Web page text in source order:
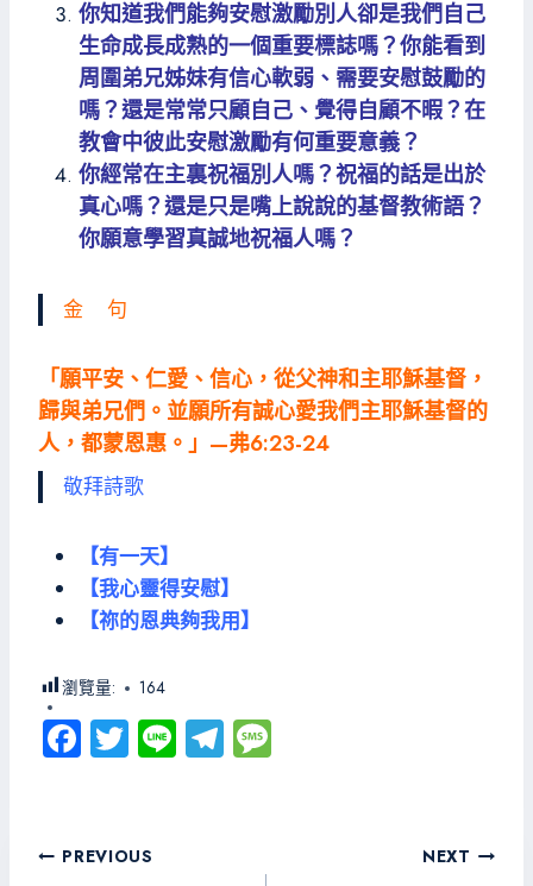
你知道我們能夠安慰激勵別人卻是我們自己
生命成長成熟的一個重要標誌嗎？你能看到
周圍弟兄姊妹有信心軟弱、需要安慰鼓勵的
嗎？還是常常只顧自己、覺得自顧不暇？在
教會中彼此安慰激勵有何重要意義？
你經常在主裏祝福別人嗎？祝福的話是出於
真心嗎？還是只是嘴上說說的基督教術語？
你願意學習真誠地祝福人嗎？
金 句
「願平安、仁愛、信心，從父神和主耶穌基督，
歸與弟兄們。並願所有誠心愛我們主耶穌基督的
人，都蒙恩惠。」—弗6:23-24
敬拜詩歌
【有一天】
【我心靈得安慰】
【祢的恩典夠我用】
瀏覽量: 164
Fa
o
T
er
Li Te
文PREVIOUS NEXT